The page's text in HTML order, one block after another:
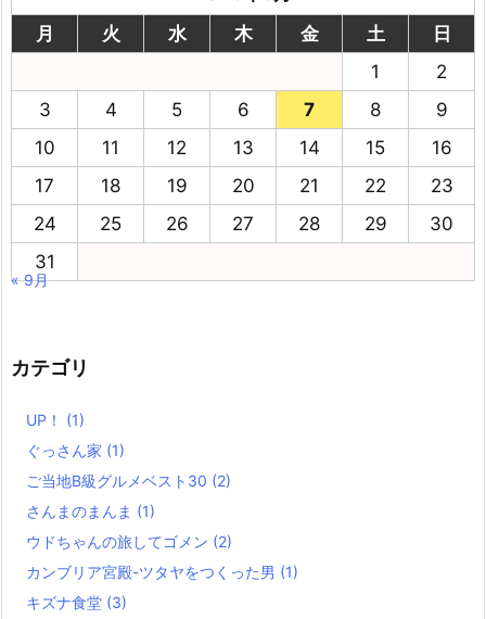
月
火 水 木 金 土
日
1
2
3
4 5 6 7 8
9
10
11 12 13 14 15
16
17
18 19 20 21 22
23
24
25 26 27 28 29
30
31
« 9月
カテゴリ
UP！ (1)
ぐっさん家 (1)
ご当地B級グルメベスト30 (2)
さんまのまんま (1)
ウドちゃんの旅してゴメン (2)
カンブリア宮殿-ツタヤをつくった男 (1)
キズナ食堂 (3)